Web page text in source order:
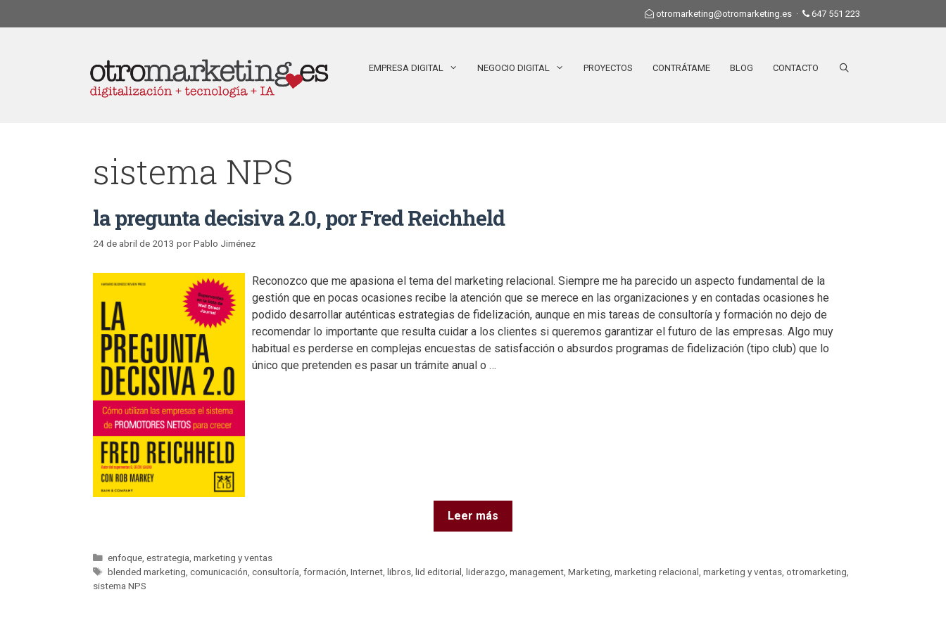
otromarketing@otromarketing.es · 647 551 223
EMPRESA DIGITAL NEGOCIO DIGITAL PROYECTOS CONTRÁTAME BLOG CONTACTO
sistema NPS
la pregunta decisiva 2.0, por Fred Reichheld
24 de abril de 2013 porPablo Jiménez
Reconozco que me apasiona el tema del marketing relacional. Siempre me ha parecido un aspecto fundamental de la
gestión que en pocas ocasiones recibe la atención que se merece en las organizaciones y en contadas ocasiones he
podido desarrollar auténticas estrategias de fidelización, aunque en mis tareas de consultoría y formación no dejo de
recomendar lo importante que resulta cuidar a los clientes si queremos garantizar el futuro de las empresas. Algo muy
habitual es perderse en complejas encuestas de satisfacción o absurdos programas de fidelización (tipo club) que lo
único que pretenden es pasar un trámite anual o …
Leer más
enfoque,estrategia,marketing y ventas
blended marketing,comunicación,consultoría,formación,Internet,libros,lid editorial,liderazgo,management,Marketing,marketing relacional,marketing y ventas,otromarketing,
sistema NPS